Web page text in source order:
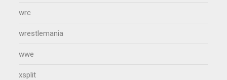
wrc
wrestlemania
wwe
xsplit